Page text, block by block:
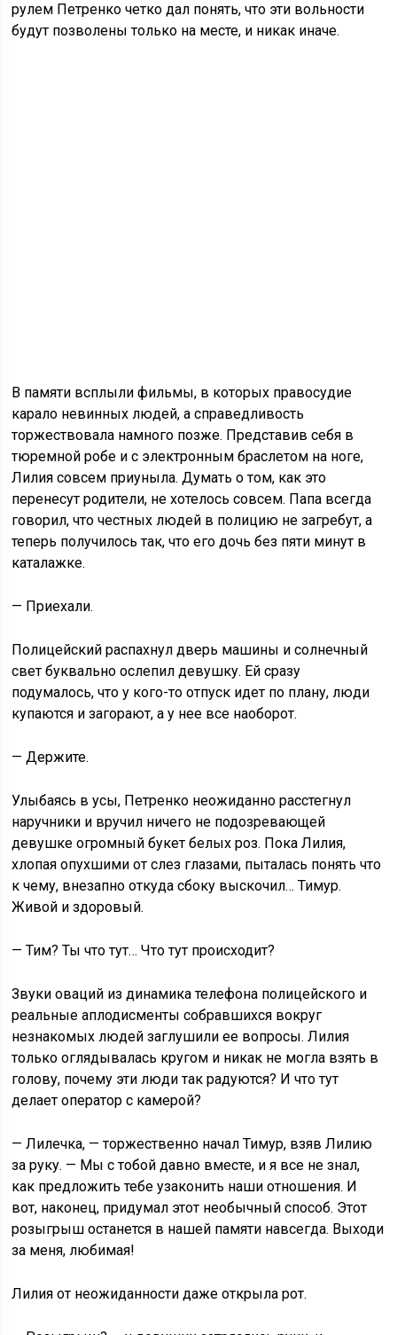
рулем Петренко четко дал понять, что эти вольности
будут позволены только на месте, и никак иначе.
В памяти всплыли фильмы, в которых правосудие
карало невинных людей, а справедливость
торжествовала намного позже. Представив себя в
тюремной робе и с электронным браслетом на ноге,
Лилия совсем приуныла. Думать о том, как это
перенесут родители, не хотелось совсем. Папа всегда
говорил, что честных людей в полицию не загребут, а
теперь получилось так, что его дочь без пяти минут в
каталажке.
— Приехали.
Полицейский распахнул дверь машины и солнечный
свет буквально ослепил девушку. Ей сразу
подумалось, что у кого-то отпуск идет по плану, люди
купаются и загорают, а у нее все наоборот.
— Держите.
Улыбаясь в усы, Петренко неожиданно расстегнул
наручники и вручил ничего не подозревающей
девушке огромный букет белых роз. Пока Лилия,
хлопая опухшими от слез глазами, пыталась понять что
к чему, внезапно откуда сбоку выскочил… Тимур.
Живой и здоровый.
— Тим? Ты что тут… Что тут происходит?
Звуки оваций из динамика телефона полицейского и
реальные аплодисменты собравшихся вокруг
незнакомых людей заглушили ее вопросы. Лилия
только оглядывалась кругом и никак не могла взять в
голову, почему эти люди так радуются? И что тут
делает оператор с камерой?
— Лилечка, — торжественно начал Тимур, взяв Лилию
за руку. — Мы с тобой давно вместе, и я все не знал,
как предложить тебе узаконить наши отношения. И
вот, наконец, придумал этот необычный способ. Этот
розыгрыш останется в нашей памяти навсегда. Выходи
за меня, любимая!
Лилия от неожиданности даже открыла рот.